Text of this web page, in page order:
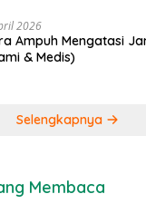
2026
Ampuh Mengatasi
& Medis)
Selengkapnya
Membaca